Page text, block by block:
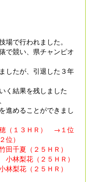
で行われました。
で競い、県チャンピオ
したが、引退した３年
く結果を残しました
進めることができまし
１３ＨＲ） →１位
位）
（２５ＨＲ）
（２５ＨＲ）
花（２５ＨＲ）